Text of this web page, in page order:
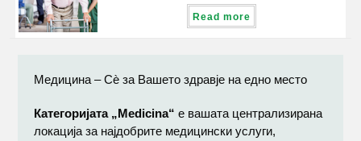
Product tags
Read more
Медицина – Сѐ за Вашето здравје на едно место
Категоријата „Medicina“ е вашата централизирана
локација за најдобрите медицински услуги,